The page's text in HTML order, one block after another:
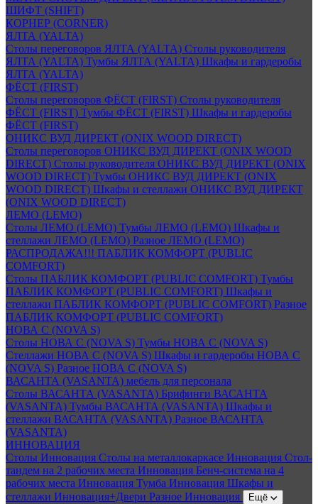
ШИФТ (SHIFT)
КОРНЕР (CORNER)
ЯЛТА (YALTA)
Столы переговоров ЯЛТА (YALTA) Столы руководителя
ЯЛТА (YALTA) Тумбы ЯЛТА (YALTA) Шкафы и гардеробы
ЯЛТА (YALTA)
ФЁСТ (FIRST)
Столы переговоров ФЁСТ (FIRST) Столы руководителя
ФЁСТ (FIRST) Тумбы ФЁСТ (FIRST) Шкафы и гардеробы
ФЁСТ (FIRST)
ОНИКС ВУД ДИРЕКТ (ONIX WOOD DIRECT)
Столы переговоров ОНИКС ВУД ДИРЕКТ (ONIX WOOD
DIRECT) Столы руководителя ОНИКС ВУД ДИРЕКТ (ONIX
WOOD DIRECT) Тумбы ОНИКС ВУД ДИРЕКТ (ONIX
WOOD DIRECT) Шкафы и стеллажи ОНИКС ВУД ДИРЕКТ
(ONIX WOOD DIRECT)
ЛЕМО (LEMO)
Столы ЛЕМО (LEMO) Тумбы ЛЕМО (LEMO) Шкафы и
стеллажи ЛЕМО (LEMO) Разное ЛЕМО (LEMO)
РАСПРОДАЖА!!! ПАБЛИК КОМФОРТ (PUBLIC
COMFORT)
Столы ПАБЛИК КОМФОРТ (PUBLIC COMFORT) Тумбы
ПАБЛИК КОМФОРТ (PUBLIC COMFORT) Шкафы и
стеллажи ПАБЛИК КОМФОРТ (PUBLIC COMFORT) Разное
ПАБЛИК КОМФОРТ (PUBLIC COMFORT)
НОВА С (NOVA S)
Столы НОВА С (NOVA S) Тумбы НОВА С (NOVA S)
Стеллажи НОВА С (NOVA S) Шкафы и гардеробы НОВА С
(NOVA S) Разное НОВА С (NOVA S)
ВАСАНТА (VASANTA) мебель для персонала
Столы ВАСАНТА (VASANTA) Брифинги ВАСАНТА
(VASANTA) Тумбы ВАСАНТА (VASANTA) Шкафы и
стеллажи ВАСАНТА (VASANTA) Разное ВАСАНТА
(VASANTA)
ИННОВАЦИЯ
Столы Инновация Столы на металлокаркасе Инновация Стол-
тандем на 2 рабочих места Инновация Бенч-система на 4
рабочих места Инновация Тумба Инновация Шкафы и
стеллажи Инновация+Двери Разное Инновация Ещё